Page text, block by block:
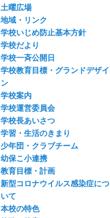
土曜広場
地域・リンク
学校いじめ防止基本方針
学校だより
学校一斉公開日
学校教育目標・グランドデザイ
ン
学校案内
学校運営委員会
学校長あいさつ
学習・生活のきまり
少年団・クラブチーム
幼保こ小連携
教育目標・計画
新型コロナウイルス感染症につ
いて
本校の特色